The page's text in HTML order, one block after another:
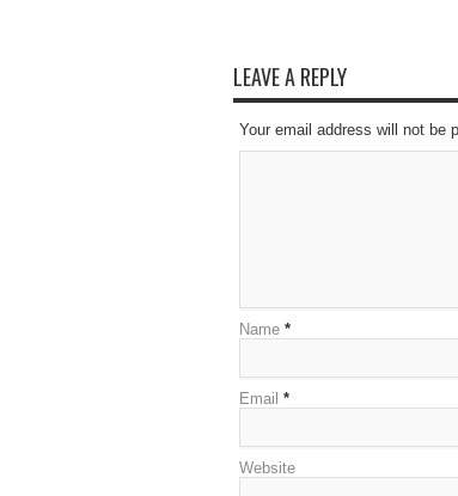
LEAVE A REPLY
Your email address will not be
Name *
Email *
Website